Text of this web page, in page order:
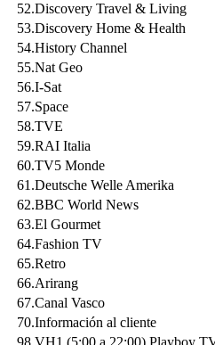
52.Discovery Travel & Living
53.Discovery Home & Health
54.History Channel
55.Nat Geo
56.I-Sat
57.Space
58.TVE
59.RAI Italia
60.TV5 Monde
61.Deutsche Welle Amerika
62.BBC World News
63.El Gourmet
64.Fashion TV
65.Retro
66.Arirang
67.Canal Vasco
70.Información al cliente